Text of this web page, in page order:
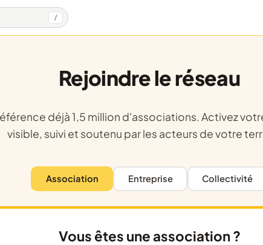
/
Rejoindre le réseau
visible, suivi et soutenu par les acteurs de votre
Association Entreprise Collectivité
Vous êtes une association ?